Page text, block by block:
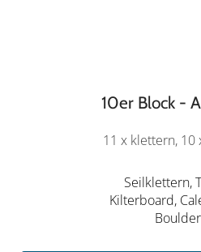
10er Block -
11 x klettern, 10
Seilklettern,
Kilterboard,